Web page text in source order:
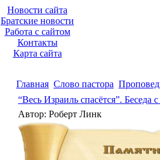
Новости сайта
Братские новости
Работа с сайтом
Контакты
Карта сайта
Главная Слово пастора
“Весь Израиль спасётся”. Беседа
Автор: Роберт Линк